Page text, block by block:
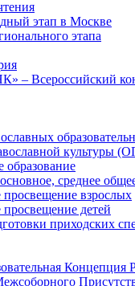
этап в Москве
этапа
– Всероссийский
культуры
образование
среднее
просвещение взрослых
детей
приходских
Концепция